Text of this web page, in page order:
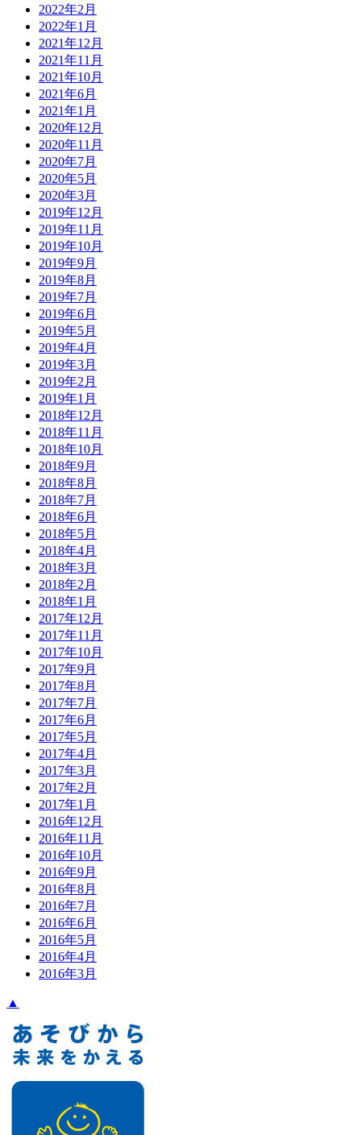
2022年2月
2022年1月
2021年12月
2021年11月
2021年10月
2021年6月
2021年1月
2020年12月
2020年11月
2020年7月
2020年5月
2020年3月
2019年12月
2019年11月
2019年10月
2019年9月
2019年8月
2019年7月
2019年6月
2019年5月
2019年4月
2019年3月
2019年2月
2019年1月
2018年12月
2018年11月
2018年10月
2018年9月
2018年8月
2018年7月
2018年6月
2018年5月
2018年4月
2018年3月
2018年2月
2018年1月
2017年12月
2017年11月
2017年10月
2017年9月
2017年8月
2017年7月
2017年6月
2017年5月
2017年4月
2017年3月
2017年2月
2017年1月
2016年12月
2016年11月
2016年10月
2016年9月
2016年8月
2016年7月
2016年6月
2016年5月
2016年4月
2016年3月
▲